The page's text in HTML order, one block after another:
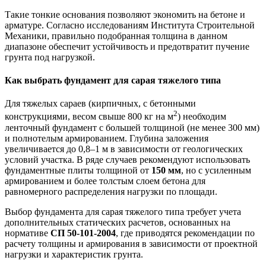
Такие тонкие основания позволяют экономить на бетоне и
арматуре. Согласно исследованиям Института Строительной
Механики, правильно подобранная толщина в данном
диапазоне обеспечит устойчивость и предотвратит пучение
грунта под нагрузкой.
Как выбрать фундамент для сарая тяжелого типа
Для тяжелых сараев (кирпичных, с бетонными
конструкциями, весом свыше 800 кг на м2) необходим
ленточный фундамент с большей толщиной (не менее 300 мм)
и полнотелым армированием. Глубина заложения
увеличивается до 0,8–1 м в зависимости от геологических
условий участка. В ряде случаев рекомендуют использовать
фундаментные плиты толщиной от 150 мм, но с усиленным
армированием и более толстым слоем бетона для
равномерного распределения нагрузки по площади.
Выбор фундамента для сарая тяжелого типа требует учета
дополнительных статических расчетов, основанных на
нормативе СП 50-101-2004, где приводятся рекомендации по
расчету толщины и армирования в зависимости от проектной
нагрузки и характеристик грунта.